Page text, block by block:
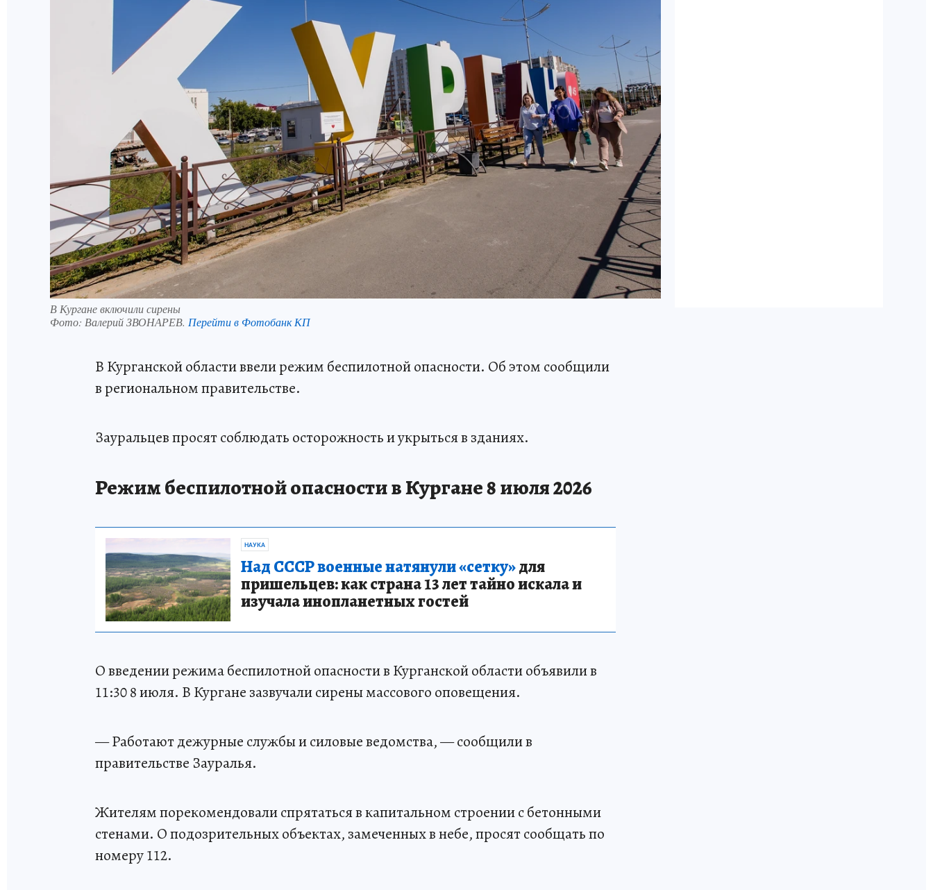
В Кургане включили сирены
Фото: Валерий ЗВОНАРЕВ. Перейти в Фотобанк КП
В Курганской области ввели режим беспилотной опасности. Об этом сообщили
в региональном правительстве.
Зауральцев просят соблюдать осторожность и укрыться в зданиях.
Режим беспилотной опасности в Кургане 8 июля 2026
НАУКА
Над СССР военные натянули «сетку»для
пришельцев: как страна 13 лет тайно искала и
изучала инопланетных гостей
О введении режима беспилотной опасности в Курганской области объявили в
11:30 8 июля. В Кургане зазвучали сирены массового оповещения.
— Работают дежурные службы и силовые ведомства, — сообщили в
правительстве Зауралья.
Жителям порекомендовали спрятаться в капитальном строении с бетонными
стенами. О подозрительных объектах, замеченных в небе, просят сообщать по
номеру 112.